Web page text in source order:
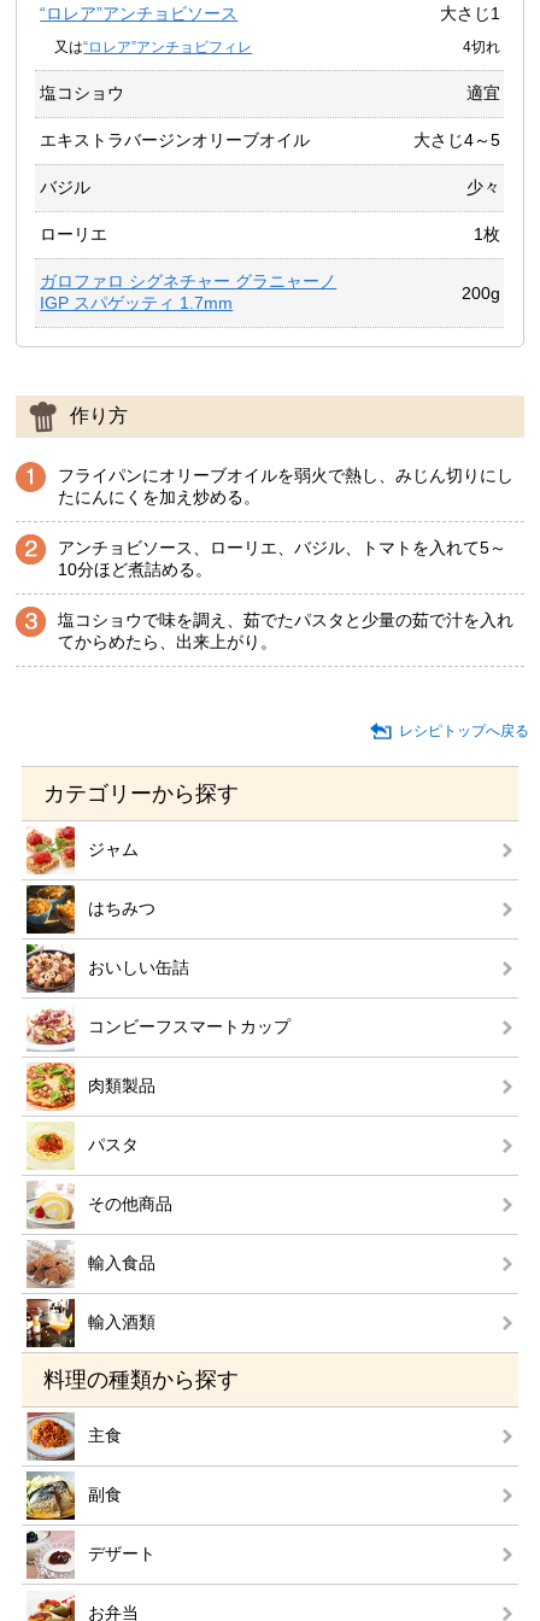
“ロレア”アンチョビソース 大さじ1
又は“ロレア”アンチョビフィレ 4切れ
塩コショウ 適宜
エキストラバージンオリーブオイル 大さじ4～5
バジル 少々
ローリエ 1枚
ガロファロ シグネチャー グラニャーノ
IGP スパゲッティ 1.7mm
200g
作り方
フライパンにオリーブオイルを弱火で熱し、みじん切りにし
たにんにくを加え炒める。
アンチョビソース、ローリエ、バジル、トマトを入れて5～
10分ほど煮詰める。
塩コショウで味を調え、茹でたパスタと少量の茹で汁を入れ
てからめたら、出来上がり。
レシピトップへ戻る
カテゴリーから探す
ジャム
はちみつ
おいしい缶詰
コンビーフスマートカップ
肉類製品
パスタ
その他商品
輸入食品
輸入酒類
料理の種類から探す
主食
副食
デザート
お弁当